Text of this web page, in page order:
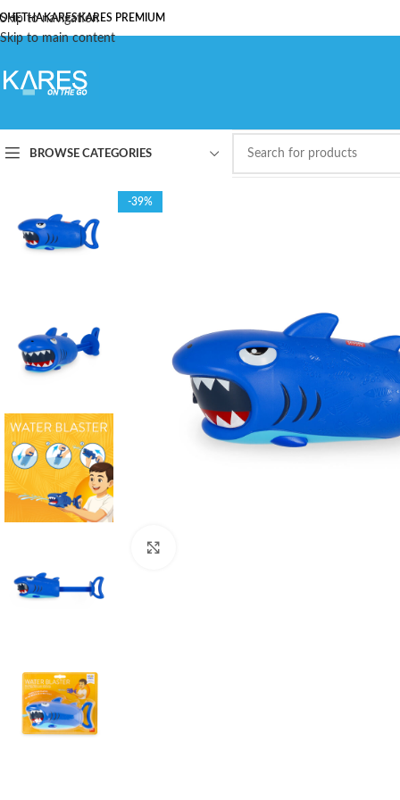
Skip to navigation
Skip to main content
KARESKARES PREMIUM
BROWSE CATEGORIES
-39%